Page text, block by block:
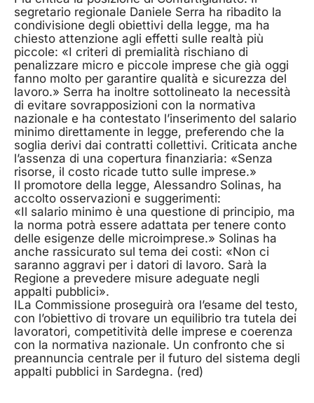
segretario regionale Daniele Serra ha ribadito la
condivisione degli obiettivi della legge, ma ha
chiesto attenzione agli effetti sulle realtà più
piccole: «I criteri di premialità rischiano di
penalizzare micro e piccole imprese che già oggi
fanno molto per garantire qualità e sicurezza del
lavoro.» Serra ha inoltre sottolineato la necessità
di evitare sovrapposizioni con la normativa
nazionale e ha contestato l’inserimento del salario
minimo direttamente in legge, preferendo che la
soglia derivi dai contratti collettivi. Criticata anche
l’assenza di una copertura finanziaria: «Senza
risorse, il costo ricade tutto sulle imprese.»
Il promotore della legge, Alessandro Solinas, ha
accolto osservazioni e suggerimenti:
«Il salario minimo è una questione di principio, ma
la norma potrà essere adattata per tenere conto
delle esigenze delle microimprese.» Solinas ha
anche rassicurato sul tema dei costi: «Non ci
saranno aggravi per i datori di lavoro. Sarà la
Regione a prevedere misure adeguate negli
appalti pubblici».
ILa Commissione proseguirà ora l’esame del testo,
con l’obiettivo di trovare un equilibrio tra tutela dei
lavoratori, competitività delle imprese e coerenza
con la normativa nazionale. Un confronto che si
preannuncia centrale per il futuro del sistema degli
appalti pubblici in Sardegna. (red)